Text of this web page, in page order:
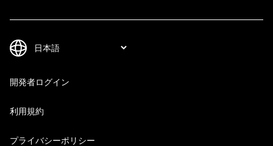
開発者ログイン
利用規約
プライバシーポリシー